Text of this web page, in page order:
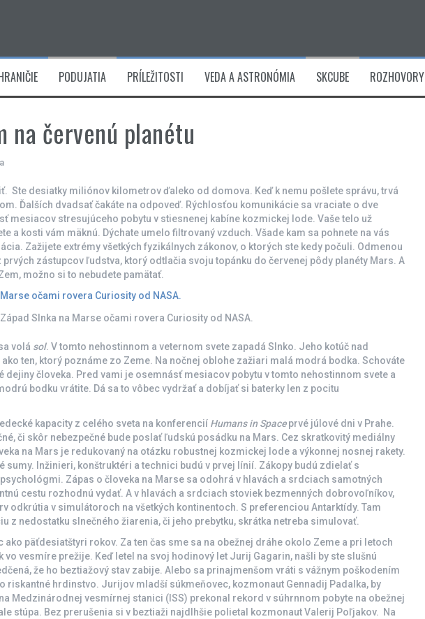
PODUJATIA PRÍLEŽITOSTI VEDA A ASTRONÓMIA SKCUBE ROZHOVORY
na červenú planétu
Ste desiatky miliónov kilometrov ďaleko od domova. Keď k nemu pošlete správu, trvá
Ďalších dvadsať čakáte na odpoveď. Rýchlosťou komunikácie sa vraciate o dve
mesiacov stresujúceho pobytu v stiesnenej kabíne kozmickej lode. Vaše telo už
a kosti vám mäknú. Dýchate umelo filtrovaný vzduch. Všade kam sa pohnete na vás
Zažijete extrémy všetkých fyzikálnych zákonov, o ktorých ste kedy počuli. Odmenou
prvých zástupcov ľudstva, ktorý odtlačia svoju topánku do červenej pôdy planéty Mars. A
možno si to nebudete pamätať.
Západ Slnka na Marse očami rovera Curiosity od NASA.
volá sol. V tomto nehostinnom a veternom svete zapadá Slnko. Jeho kotúč nad
ten, ktorý poznáme zo Zeme. Na nočnej oblohe zažiari malá modrá bodka. Schováte
dejiny človeka. Pred vami je osemnásť mesiacov pobytu v tomto nehostinnom svete a
bodku vrátite. Dá sa to vôbec vydržať a dobíjať si baterky len z pocitu
kapacity z celého sveta na konferencií Humans in Spaceprvé júlové dni v Prahe.
či skôr nebezpečné bude poslať ľudskú posádku na Mars. Cez skratkovitý mediálny
na Mars je redukovaný na otázku robustnej kozmickej lode a výkonnej nosnej rakety.
Inžinieri, konštruktéri a technici budú v prvej línií. Zákopy budú zdielať s
Zápas o človeka na Marse sa odohrá v hlavách a srdciach samotných
cestu rozhodnú vydať. A v hlavách a srdciach stoviek bezmenných dobrovoľníkov,
odkrútia v simulátoroch na všetkých kontinentoch. S preferenciou Antarktídy. Tam
z nedostatku slnečného žiarenia, či jeho prebytku, skrátka netreba simulovať.
päťdesiatštyri rokov. Za ten čas sme sa na obežnej dráhe okolo Zeme a pri letoch
vo vesmíre prežije. Keď letel na svoj hodinový let Jurij Gagarin, našli by ste slušnú
že ho beztiažový stav zabije. Alebo sa prinajmenšom vráti s vážnym poškodením
riskantné hrdinstvo. Jurijov mladší súkmeňovec, kozmonaut Gennadij Padalka, by
Medzinárodnej vesmírnej stanici (ISS) prekonal rekord v súhrnnom pobyte na obežnej
stúpa. Bez prerušenia si v beztiaži najdlhšie polietal kozmonaut Valerij Poľjakov. Na